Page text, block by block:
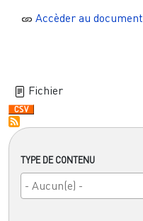
TYPE DE CONTENU
Accèder au document
Fichier